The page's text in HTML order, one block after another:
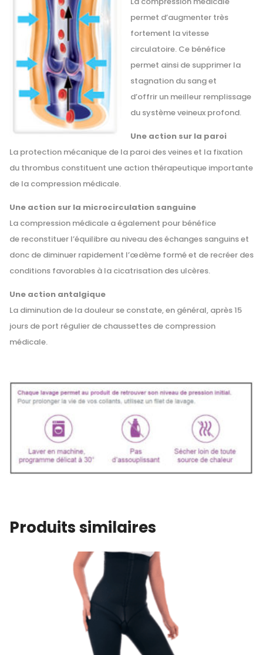
permet d’augmenter très
fortement la vitesse
circulatoire. Ce bénéfice
permet ainsi de supprimer la
stagnation du sang et
d’offrir un meilleur remplissage
du système veineux profond.
Une action sur la paroi
La protection mécanique de la paroi des veines et la fixation
du thrombus constituent une action thérapeutique importante
de la compression médicale.
Une action sur la microcirculation sanguine
La compression médicale a également pour bénéfice
de reconstituer l’équilibre au niveau des échanges sanguins et
donc de diminuer rapidement l’œdème formé et de recréer des
conditions favorables à la cicatrisation des ulcères.
Une action antalgique
La diminution de la douleur se constate, en général, après 15
jours de port régulier de chaussettes de compression
médicale.
Produits similaires